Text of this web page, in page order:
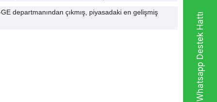
Whatsapp Destek Hattı
departmanından çıkmış, piyasadaki en gelişmiş